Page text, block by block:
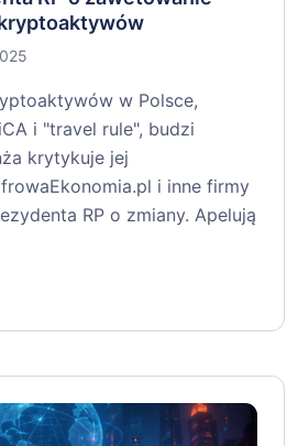
w Polsce,
i "travel rule", budzi
krytykuje jej
i inne firmy
RP o zmiany. Apelują